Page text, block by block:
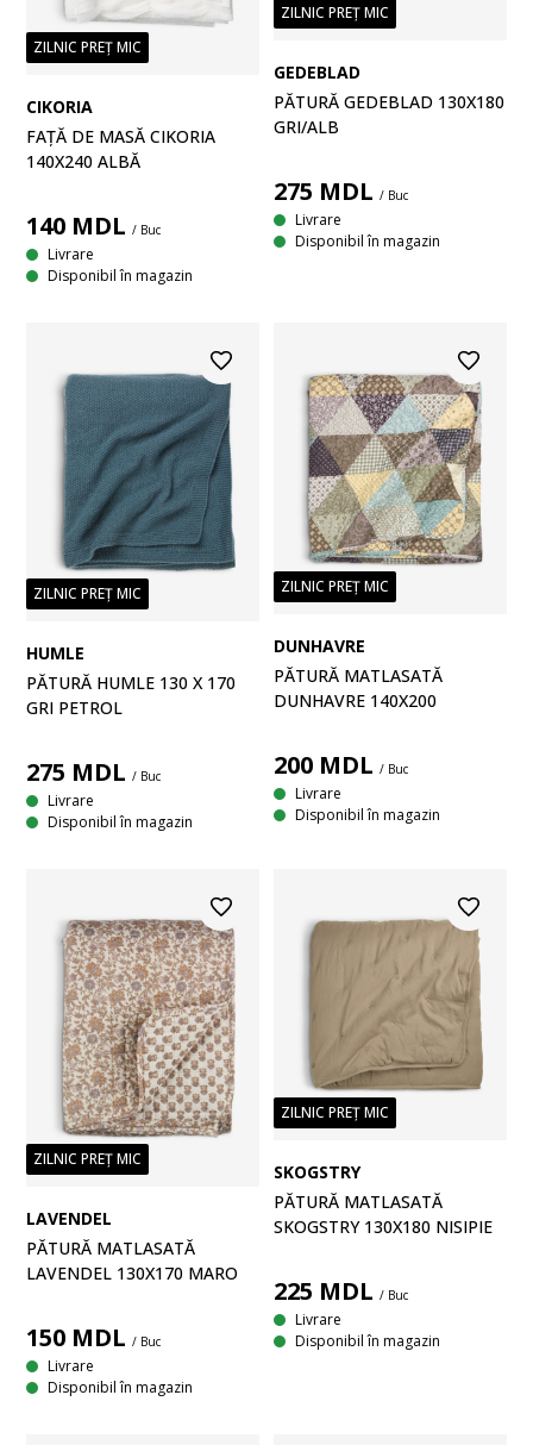
ZILNIC PREȚ MIC
CIKORIA
FAȚĂ DE MASĂ CIKORIA
140X240 ALBĂ
140 MDL / Buc
Livrare
Disponibil în magazin
ZILNIC PREȚ MIC
GEDEBLAD
PĂTURĂ GEDEBLAD 130X180
GRI/ALB
275 MDL / Buc
Livrare
Disponibil în magazin
ZILNIC PREȚ MIC
HUMLE
PĂTURĂ HUMLE 130 X 170
GRI PETROL
275 MDL / Buc
Livrare
Disponibil în magazin
ZILNIC PREȚ MIC
DUNHAVRE
PĂTURĂ MATLASATĂ
DUNHAVRE 140X200
200 MDL / Buc
Livrare
Disponibil în magazin
ZILNIC PREȚ MIC
LAVENDEL
PĂTURĂ MATLASATĂ
LAVENDEL 130X170 MARO
150 MDL / Buc
Livrare
Disponibil în magazin
ZILNIC PREȚ MIC
SKOGSTRY
PĂTURĂ MATLASATĂ
SKOGSTRY 130X180 NISIPIE
225 MDL / Buc
Livrare
Disponibil în magazin